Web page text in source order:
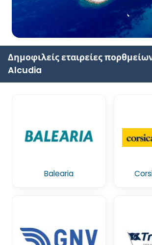
Δημοφιλείς εταιρείες
Alcudia
Balearia